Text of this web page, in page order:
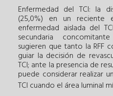
Enfermedad del TCI: la
(25,0%) en un reciente
enfermedad aislada del
secundaria
sugieren que tanto la RFF
guiar la decisión de
TCI; ante la presencia de
puede considerar realizar
TCI cuando el área luminal